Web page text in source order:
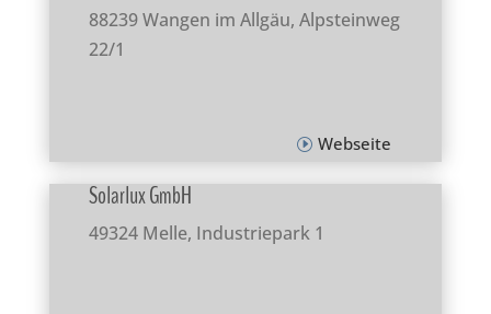
88239 Wangen im Allgäu, Alpsteinweg
22/1
Webseite
Solarlux GmbH
49324 Melle, Industriepark 1